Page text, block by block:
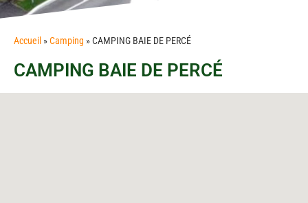
Accueil »Camping »CAMPING BAIE DE PERCÉ
CAMPING BAIE DE PERCÉ